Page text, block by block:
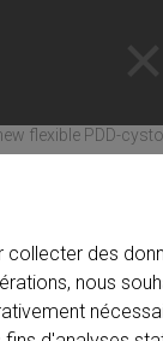
des
nous
flexible PDD-